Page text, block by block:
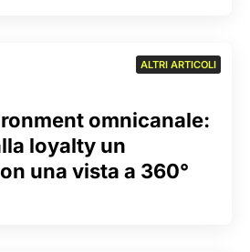
omnicanale:
loyalty un
una vista a 360°
ALTRI ARTICOLI